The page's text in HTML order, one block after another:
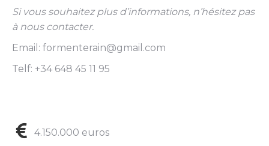
Si vous souhaitez plus d’informations, n’hésitez pas
à nous contacter.
Email: formenterain@gmail.com
Telf: +34 648 45 11 95
4.150.000 euros